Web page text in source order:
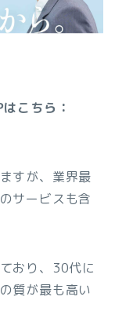
こちら：
すが、業界最
サービスも含
おり、30代に
質が最も高い